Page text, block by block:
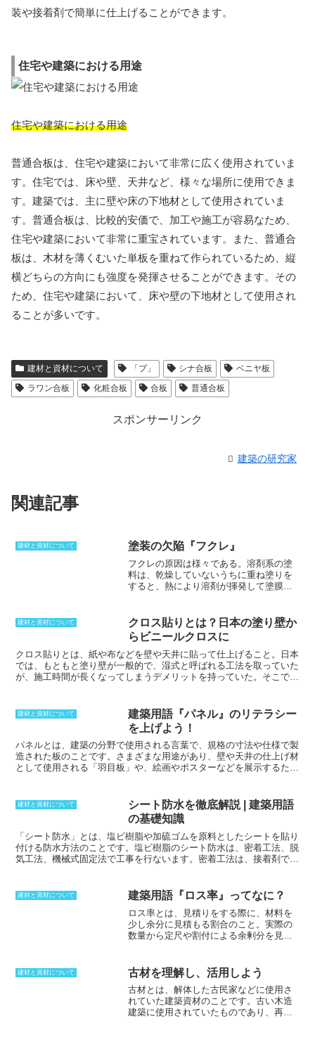
装や接着剤で簡単に仕上げることができます。
住宅や建築における用途
住宅や建築における用途
普通合板は、住宅や建築において非常に広く使用されていま
す。住宅では、床や壁、天井など、様々な場所に使用できま
す。建築では、主に壁や床の下地材として使用されていま
す。普通合板は、比較的安価で、加工や施工が容易なため、
住宅や建築において非常に重宝されています。また、普通合
板は、木材を薄くむいた単板を重ねて作られているため、縦
横どちらの方向にも強度を発揮させることができます。その
ため、住宅や建築において、床や壁の下地材として使用され
ることが多いです。
建材と資材について 「プ」 シナ合板
ベニヤ板
ラワン合板
化粧合板 合板 普通合板
スポンサーリンク
建築の研究家
関連記事
建材と資材について 塗装の欠陥『フクレ』
フクレの原因は様々である。溶剤系の塗
料は、乾燥していないうちに重ね塗りを
すると、熱により溶剤が揮発して塗膜を
の表面がザラザラな場合、下塗りによっ
て完全に下地が覆われないため微細な巣
穴からの湿気や空気が塗装面を押し上げ
て、フクレが発生する。この場合、冬場
に異常がでなくても、時間が経過して気
温があがる夏場にフクレが出るのが特徴
にカビが発生してフクレが起こることも
ある。
建材と資材について
クロス貼りとは？日本の塗り壁か
らビニールクロスに
クロス貼り とは、紙や布などを壁や天井に貼って仕上げること。
日本
では、もともと塗り壁が一般的で、湿式と呼ばれる工法を取っていた
が、施工時間が長くなってしまうデメリットを持っていた。 そこで、
はほとんどの物件がクロス貼りになった。ビニールや布だけではな
く、紙や無機材といった物も利用されているため、環境にあった物を
選択することが可能。もっと大きなシェアになっているのはビニール
クロスで、膨大なバリエーションが存在する。不燃処理を施した紙を
裏打ちすることで、火災時の安全性も高めている。
建材と資材について
建築用語『パネル』のリテラシー
を上げよう！
パネルとは、建築の分野で使用される言葉で、規格の寸法や仕様で製
造された板のことです。さまざまな用途があり、壁や天井の仕上げ材
として使用される「羽目板」や、絵画やポスターなどを展示するため
プラスチック系など、さまざまな材質のものがあります。羽目板に
は、断熱性や防音性、防火性などの機能性や、デザイン性をもたせた
ものがあります。展示板は、絵画やポスター、写真などを展示するた
めに使用される板状の材料です。壁に固定したり、自立させたりして
使用されます。展示板は、軽量で持ち運びが容易なため、展示会の会
場やギャラリーなどでよく使用されます。 配電盤は、屋内配線の分岐
す。配電盤は、感電事故や火災を防止するために、安全性の確保が重
要です。
建材と資材について
シート防水を徹底解説 | 建築用語
の基礎知識
「シート防水」 とは、塩ビ樹脂や加硫ゴムを原料としたシートを貼り
付ける防水方法のことです。塩ビ樹脂のシート防水は、密着工法、脱
気工法、機械式固定法で工事を行ないます。 密着工法は、接着剤でシ
防水層にふくれやしわの発生が予想される場合に使われます。機械的
固定方法は、ドリルで塩ビ鋼板ディスクを下地に打ち付けて密着させ
る方法で、溶着剤または熱風にて瞬時に接合。ゴムシート防水は、密
建材と資材について 建築用語『ロス率』ってなに？
ロス率とは、見積りをする際に、材料を
少し余分に見積もる割合のこと。実際の
数量から定尺や割付による余剰分を見込
ある。これは、材料を切断したり加工し
たりする際に発生するロスを指す。例え
ば、木材を切断すると、端材が発生す
る。この端材は、他の部分で使用するこ
とができないため、ロスとなる。2つ目
建材と資材について 古材を理解し、活用しよう
古材とは、解体した古民家などに使用さ
れていた建築資材のことです。古い木造
建築に使用されていたものであり、再利